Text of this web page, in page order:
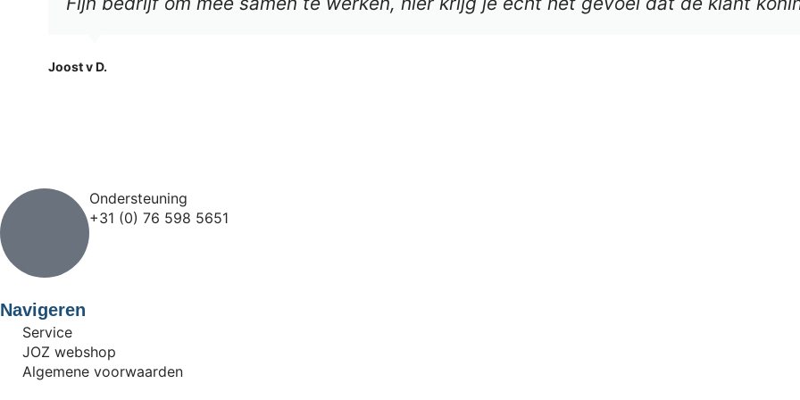
Joost v D.
Ondersteuning
+31 (0) 76 598 5651
Navigeren
Service
JOZ webshop
Algemene voorwaarden